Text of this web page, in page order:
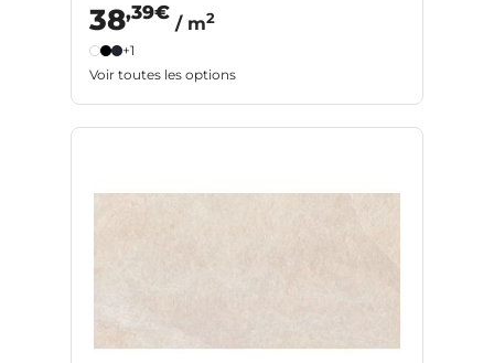
38,39€
/ m2
+1
Voir toutes les options